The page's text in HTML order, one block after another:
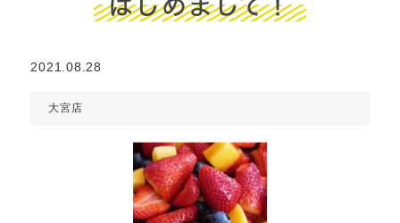
2021.08.28
大宮店